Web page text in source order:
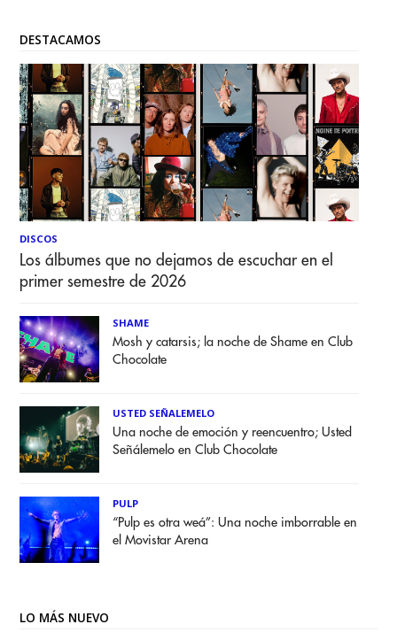
DESTACAMOS
DISCOS
Los álbumes que no dejamos de escuchar en el
primer semestre de 2026
SHAME
Mosh y catarsis; la noche de Shame en Club
Chocolate
USTED SEÑALEMELO
Una noche de emoción y reencuentro; Usted
Señálemelo en Club Chocolate
PULP
“Pulp es otra weá”: Una noche imborrable en
el Movistar Arena
LO MÁS NUEVO